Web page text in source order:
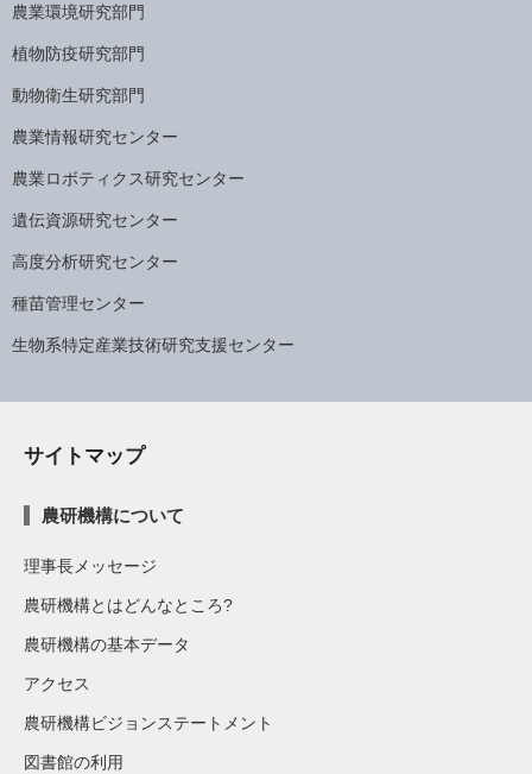
農業環境研究部門
植物防疫研究部門
動物衛生研究部門
農業情報研究センター
農業ロボティクス研究センター
遺伝資源研究センター
高度分析研究センター
種苗管理センター
生物系特定産業技術研究支援センター
サイトマップ
農研機構について
理事長メッセージ
農研機構とはどんなところ?
農研機構の基本データ
アクセス
農研機構ビジョンステートメント
図書館の利用